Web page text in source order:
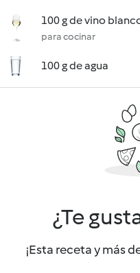
100 g de vino
para cocinar
100 g de agua
¿Te
¡Esta receta y más